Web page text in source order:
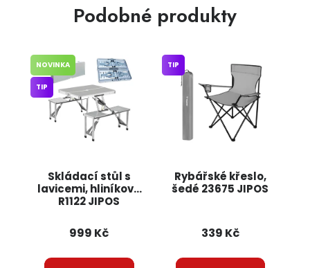
Podobné produkty
Skládací stůl s
lavicemi, hliníkový
R1122 JIPOS
NOVINKA
TIP
999 Kč
Rybářské křeslo,
šedé 23675 JIPOS
TIP
339 Kč